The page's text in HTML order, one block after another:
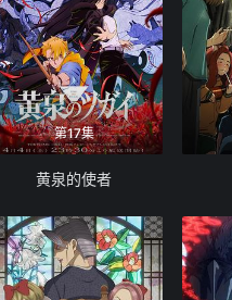
第17集
黄泉的使者